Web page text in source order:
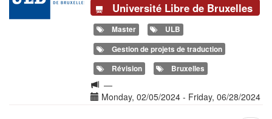
Université Libre de Bruxelles
Master
ULB
Gestion de projets de traduction
Révision
Bruxelles
Langue
de
—
Date(s)
Monday, 02/05/2024 - Friday, 06/28/2024